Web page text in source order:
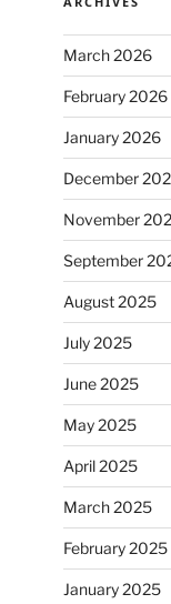
March 2026
February 2026
January 2026
December
November
September
August 2025
July 2025
June 2025
May 2025
April 2025
March 2025
February 2025
January 2025